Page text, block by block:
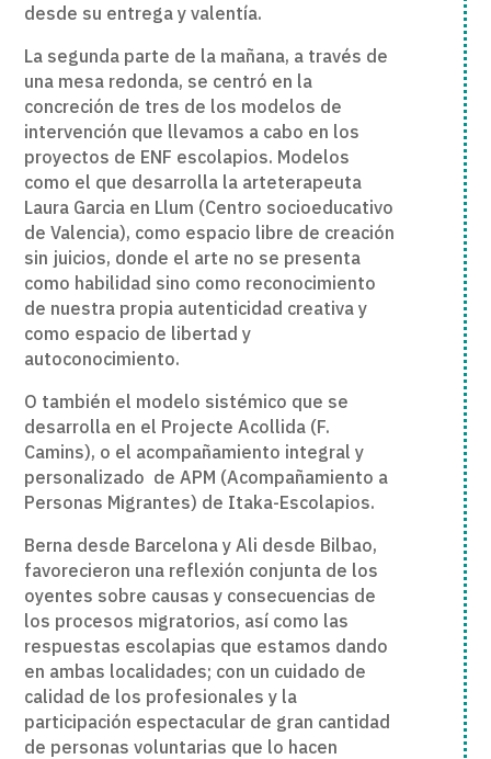
desde su entrega y valentía.
La segunda parte de la mañana, a través de
una mesa redonda, se centró en la
concreción de tres de los modelos de
intervención que llevamos a cabo en los
proyectos de ENF escolapios. Modelos
como el que desarrolla la arteterapeuta
Laura Garcia en Llum (Centro socioeducativo
de Valencia), como espacio libre de creación
sin juicios, donde el arte no se presenta
como habilidad sino como reconocimiento
de nuestra propia autenticidad creativa y
como espacio de libertad y
autoconocimiento.
O también el modelo sistémico que se
desarrolla en el Projecte Acollida (F.
Camins), o el acompañamiento integral y
personalizado de APM (Acompañamiento a
Personas Migrantes) de Itaka-Escolapios.
Berna desde Barcelona y Ali desde Bilbao,
favorecieron una reflexión conjunta de los
oyentes sobre causas y consecuencias de
los procesos migratorios, así como las
respuestas escolapias que estamos dando
en ambas localidades; con un cuidado de
calidad de los profesionales y la
participación espectacular de gran cantidad
de personas voluntarias que lo hacen